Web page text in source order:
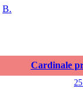
B.
Cardinale